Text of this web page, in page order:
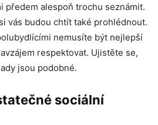
předem alespoň trochu seznámit.
vás budou chtít také prohlédnout.
nemusíte být nejlepší
respektovat. Ujistěte se,
jsou podobné.
sociální